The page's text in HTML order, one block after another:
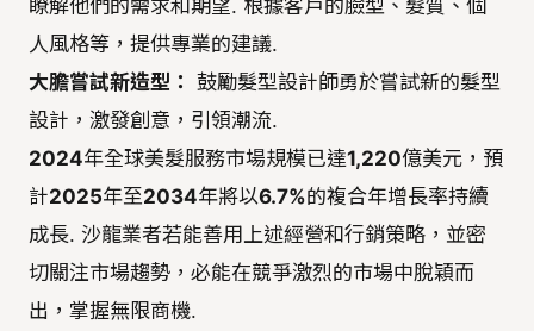
瞭解他們的需求和期望. 根據客戶的臉型、髮質、個
人風格等，提供專業的建議.
大膽嘗試新造型： 鼓勵髮型設計師勇於嘗試新的髮型
設計，激發創意，引領潮流.
2024年全球美髮服務市場規模已達1,220億美元，預
計2025年至2034年將以6.7%的複合年增長率持續
成長. 沙龍業者若能善用上述經營和行銷策略，並密
切關注市場趨勢，必能在競爭激烈的市場中脫穎而
出，掌握無限商機.